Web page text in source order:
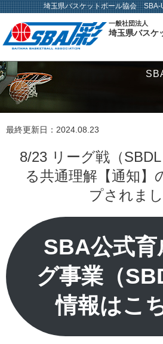
埼玉県バスケットボール協会 SBA-
一般社団法人
埼玉県バスケ
最終更新日： 2024.08.23
8/23 リーグ戦（
る共通理解【通知】
プされま
SBA公式育
グ事業（
情報はこ